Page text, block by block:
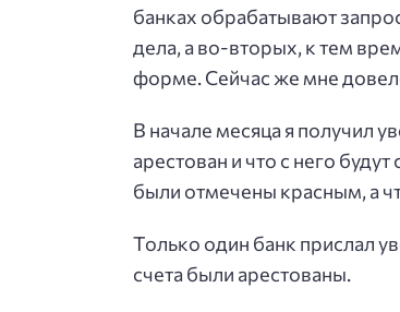
банках обрабатывают
дела, а во-вторых, к тем
форме. Сейчас же мне
В начале месяца я получил
арестован и что с него
были отмечены красным, а
Только один банк прислал
счета были арестованы.